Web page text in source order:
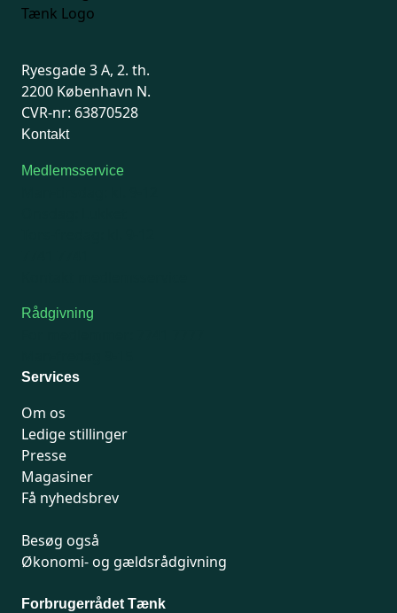
Ryesgade 3 A, 2. th.
2200 København N.
CVR-nr: 63870528
Kontakt
Medlemsservice
Rådgivning
Services
Om os
Ledige stillinger
Presse
Magasiner
Få nyhedsbrev
Besøg også
Økonomi- og gældsrådgivning
Forbrugerrådet Tænk